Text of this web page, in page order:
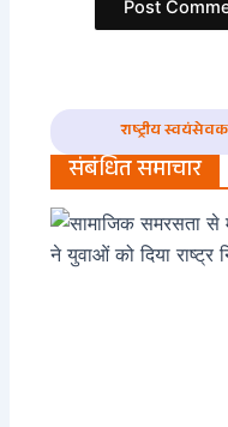
राष्ट्रीय
संबंधित समाचार